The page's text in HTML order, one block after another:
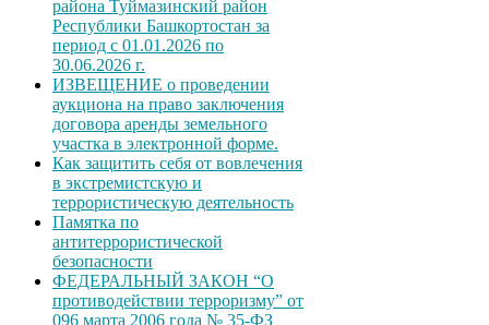
района Туймазинский район
Республики Башкортостан за
период с 01.01.2026 по
30.06.2026 г.
ИЗВЕЩЕНИЕ о проведении
аукциона на право заключения
договора аренды земельного
участка в электронной форме.
Как защитить себя от вовлечения
в экстремистскую и
террористическую деятельность
Памятка по
антитеррористической
безопасности
ФЕДЕРАЛЬНЫЙ ЗАКОН “О
противодействии терроризму” от
096 марта 2006 года № 35-ФЗ